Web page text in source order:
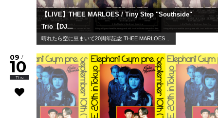
【LIVE】THEE MARLOES / Tiny Step "Southside"
Trio【DJ...
晴れたら空に豆まいて20周年記念 THEE MARLOES ...
09 /
10
Thu